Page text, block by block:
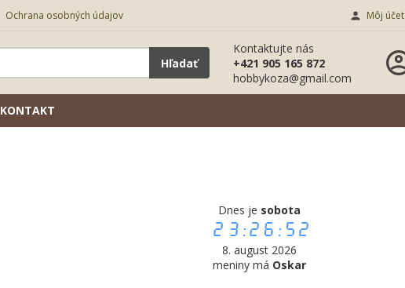
Ochrana osobných údajov Môj účet
Hľadať
Kontaktujte nás
+421 905 165 872
hobbykoza@gmail.com
KONTAKT
Dnes je sobota
23:26:53
8. august 2026
meniny má Oskar